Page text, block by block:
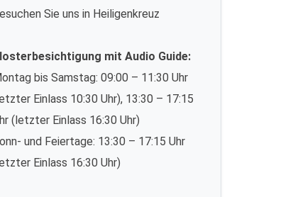
Sie uns in Heiligenkreuz
mit Audio Guide:
bis Samstag: 09:00 – 11:30 Uhr
Einlass 10:30 Uhr), 13:30 – 17:15
(letzter Einlass 16:30 Uhr)
und Feiertage: 13:30 – 17:15 Uhr
Einlass 16:30 Uhr)